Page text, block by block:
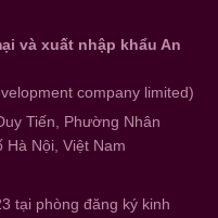
và xuất nhập khẩu An
company limited)
Tiến, Phường Nhân
Nội, Việt Nam
tại phòng đăng ký kinh